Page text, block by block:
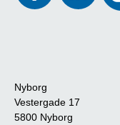
Nyborg
Vestergade 17
5800 Nyborg